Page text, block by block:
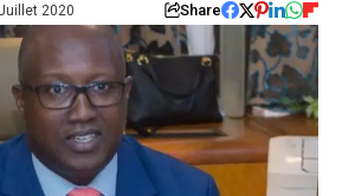
2020 Share